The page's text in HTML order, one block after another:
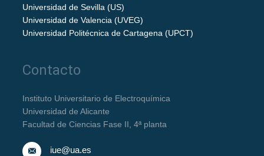
Universidad de Sevilla (US)
Universidad de Valencia (UVEG)
Universidad Politécnica de Cartagena (UPCT)
Contacto
Instituto Universitario de Electroquímica
Universidad de Alicante
Facultad de Ciencias Fase II, 4ª planta
iue@ua.es